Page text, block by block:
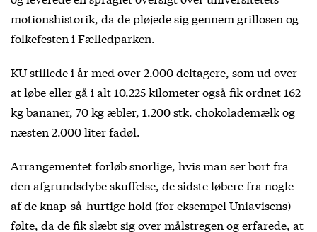
motionshistorik, da de pløjede sig gennem grillosen og
folkefesten i Fælledparken.
KU stillede i år med over 2.000 deltagere, som ud over
at løbe eller gå i alt 10.225 kilometer også fik ordnet 162
kg bananer, 70 kg æbler, 1.200 stk. chokolademælk og
næsten 2.000 liter fadøl.
Arrangementet forløb snorlige, hvis man ser bort fra
den afgrundsdybe skuffelse, de sidste løbere fra nogle
af de knap-så-hurtige hold (for eksempel Uniavisens)
følte, da de fik slæbt sig over målstregen og erfarede, at